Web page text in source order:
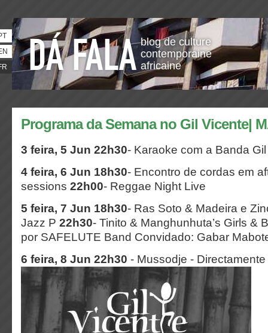
blog de culture
contemporaine
africaine
Programa da Semana no Gil Vicente|
3 feira, 5 Jun 22h30- Karaoke com a Banda
4 feira, 6 Jun 18h30- Encontro de cordas em
sessions 22h00- Reggae Night Live
5 feira, 7 Jun 18h30- Ras Soto & Madeira e
Jazz P 22h30- Tinito & Manghunhuta’s Girls &
por SAFELUTE Band Convidado: Gabar
6 feira, 8 Jun 22h30 - Mussodje -